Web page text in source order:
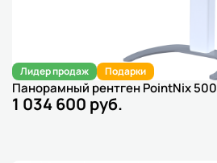
Лидер продаж Подарки
Панорамный рентген PointNix 500
1 034 600 руб.